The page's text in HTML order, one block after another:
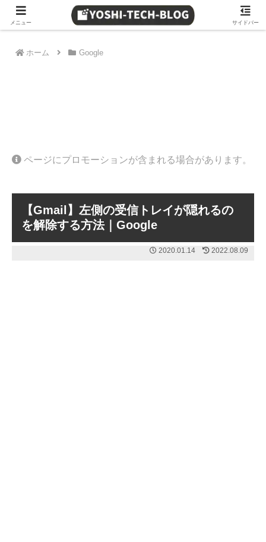
≫ Amazon 日替わりタイムセール
ホーム Google
ページにプロモーションが含まれる場合があります。
【Gmail】左側の受信トレイが隠れるの
を解除する方法｜Google
2020.01.14 2022.08.09
メニュー サイドバー